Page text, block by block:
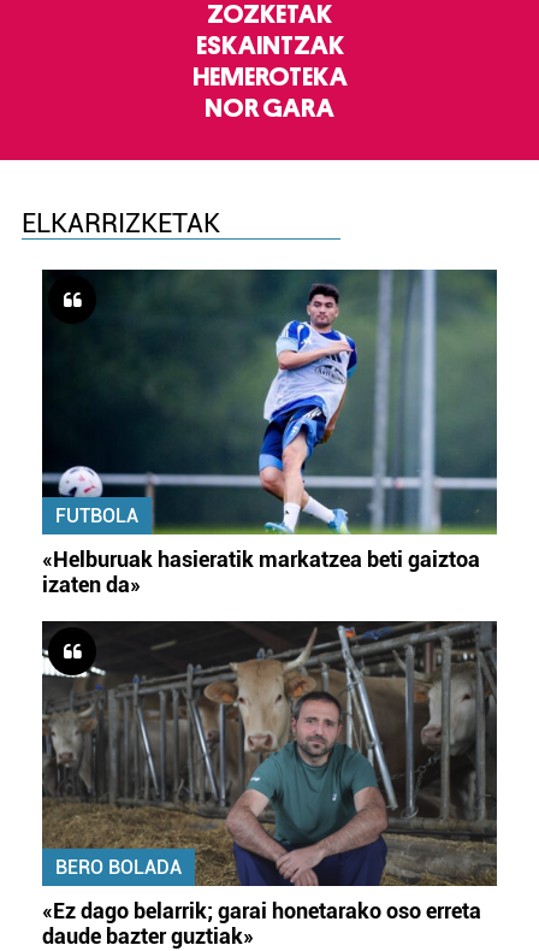
ZOZKETAK
ESKAINTZAK
HEMEROTEKA
NOR GARA
ELKARRIZKETAK
FUTBOLA
«Helburuak hasieratik markatzea beti gaiztoa
izaten da»
BERO BOLADA
«Ez dago belarrik; garai honetarako oso erreta
daude bazter guztiak»